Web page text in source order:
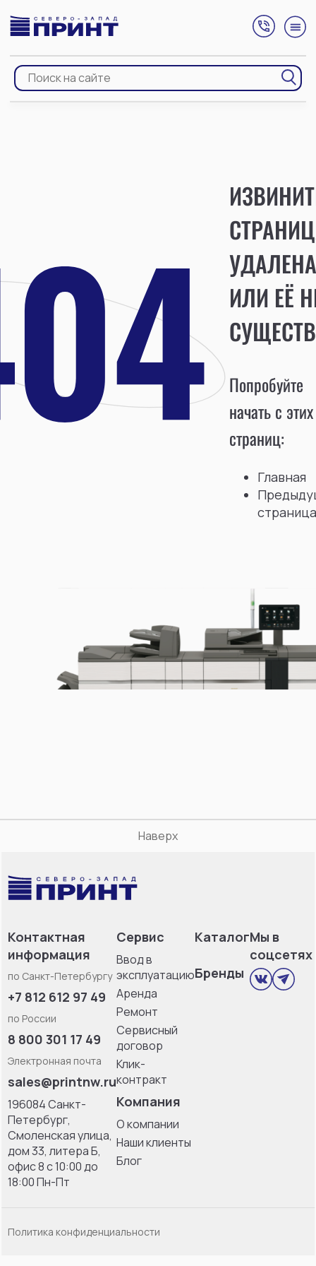
УДАЛЕНА
ИЛИ ЕЁ
Попробуйте
начать с этих
страниц:
Главная
страница
Наверх
Контактная
информация
по Санкт-Петербургу
+7 812 612 97 49
по России
8 800 301 17 49
Электронная почта
sales@printnw.ru
196084 Санкт-
Петербург,
Смоленская улица,
дом 33, литерa Б,
офис 8 с 10:00 до
18:00 Пн-Пт
Сервис
Ввод в
эксплуатацию
Аренда
Ремонт
Сервисный
договор
Клик-
контракт
Компания
О компании
Наши клиенты
Блог
Каталог
Бренды
Мы в
соцсетях
Политика конфиденциальности